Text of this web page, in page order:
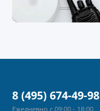
8 (495) 674-49-98
Ежедневно с 09:00 - 18:00